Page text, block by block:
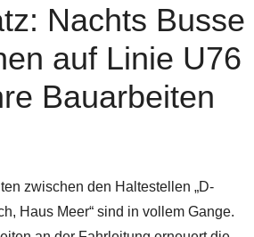
Nachts Busse
auf Linie U76
Bauarbeiten
zwischen den Haltestellen „D-
Haus Meer“ sind in vollem Gange.